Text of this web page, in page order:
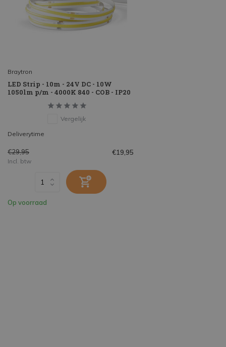
Braytron
LED Strip - 10m - 24V DC - 10W
1050lm p/m - 4000K 840 - COB - IP20
Vergelijk
Deliverytime
€29,95 €19,95
Incl. btw
Op voorraad